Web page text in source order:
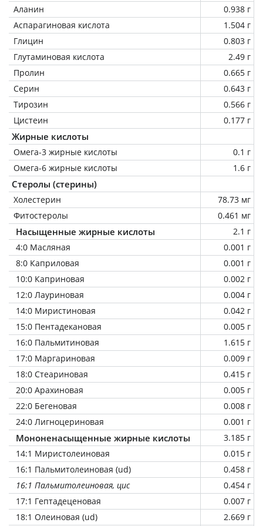
Аланин
0.938 г
Аспарагиновая кислота
1.504 г
Глицин
0.803 г
Глутаминовая кислота
2.49 г
Пролин
0.665 г
Серин
0.643 г
Тирозин
0.566 г
Цистеин
0.177 г
Жирные кислоты
Омега-3 жирные кислоты
0.1 г
Омега-6 жирные кислоты
1.6 г
Стеролы (стерины)
Холестерин
78.73 мг
Фитостеролы
0.461 мг
Насыщенные жирные кислоты
2.1 г
4:0 Масляная
0.001 г
8:0 Каприловая
0.001 г
10:0 Каприновая
0.002 г
12:0 Лауриновая
0.004 г
14:0 Миристиновая
0.042 г
15:0 Пентадекановая
0.005 г
16:0 Пальмитиновая
1.615 г
17:0 Маргариновая
0.009 г
18:0 Стеариновая
0.415 г
20:0 Арахиновая
0.005 г
22:0 Бегеновая
0.008 г
24:0 Лигноцериновая
0.001 г
Мононенасыщенные жирные кислоты
3.185 г
14:1 Миристолеиновая
0.015 г
16:1 Пальмитолеиновая (ud)
0.458 г
16:1 Пальмитолеиновая, цис
0.454 г
17:1 Гептадеценовая
0.007 г
18:1 Олеиновая (ud)
2.669 г